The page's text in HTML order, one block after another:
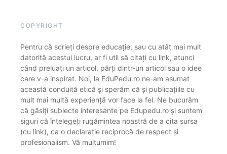
COPYRIGHT
Pentru că scrieți despre educație, sau cu atât mai mult
datorită acestui lucru, ar fi util să citați cu link, atunci
când preluați un articol, părți dintr-un articol sau o idee
care v-a inspirat. Noi, la EduPedu.ro ne-am asumat
această conduită etică și sperăm că și publicațiile cu
mult mai multă experiență vor face la fel. Ne bucurăm
că găsiți subiecte interesante pe Edupedu.ro și suntem
siguri că înțelegeți rugămintea noastră de a cita sursa
(cu link), ca o declarație reciprocă de respect și
profesionalism. Vă mulțumim!